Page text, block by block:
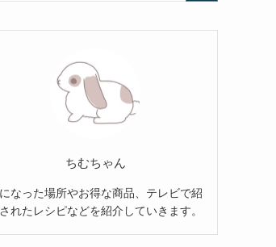
ちむちゃん
なった場所やお得な商品、テレビで紹
れたレシピなどを紹介していきます。